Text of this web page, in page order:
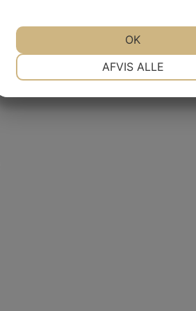
AFVIS ALLE
OK